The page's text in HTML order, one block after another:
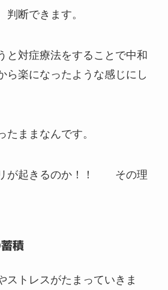
判断できます。
と対症療法をすることで中和
ら楽になったような感じにし
たままなんです。
リが起きるのか！！ その理
積
ストレスがたまっていきま